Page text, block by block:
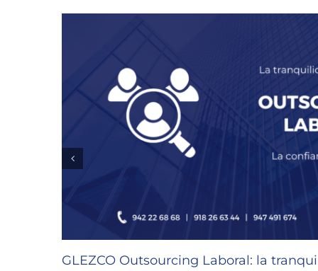
GLEZCO Outsourcing Laboral: la